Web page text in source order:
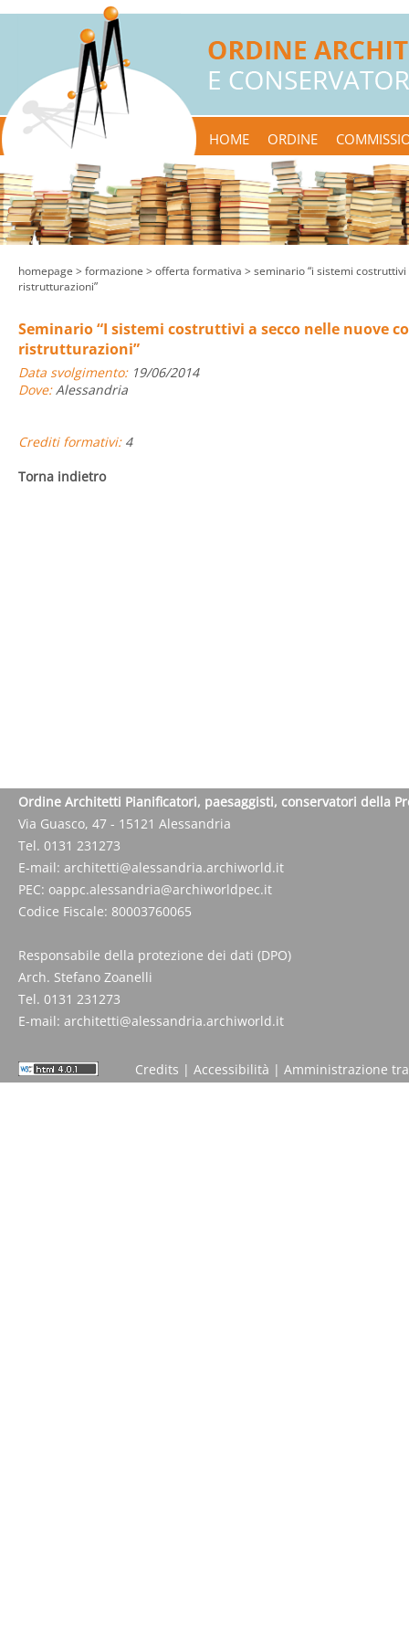
HOME ORDINE
homepage > formazione > offerta formativa > seminario “i sistemi
ristrutturazioni”
Seminario “I sistemi costruttivi a secco nelle nuove
ristrutturazioni”
Data svolgimento:19/06/2014
Dove:Alessandria
Crediti formativi:4
Torna indietro
Ordine Architetti Pianificatori, paesaggisti, conservatori della
Via Guasco, 47 - 15121 Alessandria
Tel. 0131 231273
E-mail: architetti@alessandria.archiworld.it
PEC: oappc.alessandria@archiworldpec.it
Codice Fiscale: 80003760065
Responsabile della protezione dei dati (DPO)
Arch. Stefano Zoanelli
Tel. 0131 231273
E-mail: architetti@alessandria.archiworld.it
Credits | Accessibilità | Amministrazione